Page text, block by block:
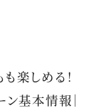
楽しめる！
基本情報｜